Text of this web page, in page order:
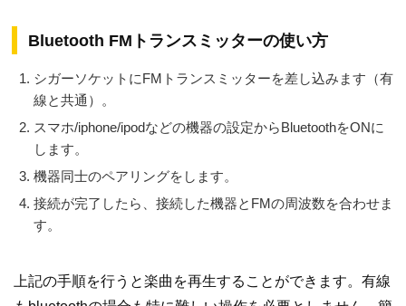
Bluetooth FMトランスミッターの使い方
シガーソケットにFMトランスミッターを差し込みます（有
線と共通）。
スマホ/iphone/ipodなどの機器の設定からBluetoothをONに
します。
機器同士のペアリングをします。
接続が完了したら、接続した機器とFMの周波数を合わせま
す。
上記の手順を行うと楽曲を再生することができます。有線